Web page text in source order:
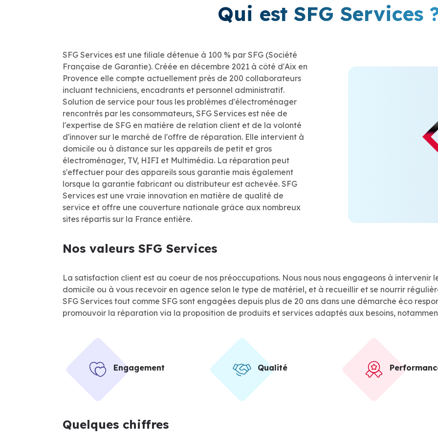
Qui est SFG Services
SFG Services est une filiale détenue à 100 % par SFG (Société
Française de Garantie). Créée en décembre 2021 à côté d'Aix en
Provence elle compte actuellement près de 200 collaborateurs
incluant techniciens, encadrants et personnel administratif.
Solution de service pour tous les problèmes d'électroménager
rencontrés par les consommateurs, SFG Services est née de
l'expertise de SFG en matière de relation client et de la volonté
d'innover sur le marché de l'offre de réparation. Elle intervient à
domicile ou à distance sur les appareils de petit et gros
électroménager, TV, HIFI et Multimédia. La réparation peut
s'effectuer pour des appareils sous garantie mais également
lorsque la garantie fabricant ou distributeur est achevée. SFG
Services est une vraie innovation en matière de qualité de
service et offre une couverture nationale grâce aux nombreux
sites répartis sur la France entière.
Nos valeurs SFG Services
La satisfaction client est au coeur de nos préoccupations. Nous nous nous engageons à intervenir
domicile ou à vous recevoir en agence selon le type de matériel, et à recueillir et se nourrir
SFG Services tout comme SFG sont engagées depuis plus de 20 ans dans une démarche éco
promouvoir la réparation via la proposition de produits et services adaptés aux besoins,
Engagement Qualité
Quelques chiffres